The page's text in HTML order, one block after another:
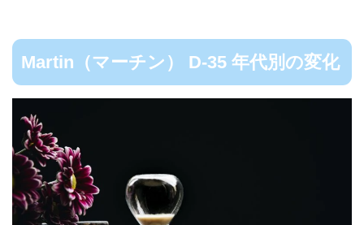
Martin（マーチン） D-35 年代別の変化